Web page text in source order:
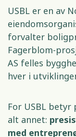
USBL er en av
forvalter
Fagerblom-
AS felles
hver i
For USBL
alt annet:
med